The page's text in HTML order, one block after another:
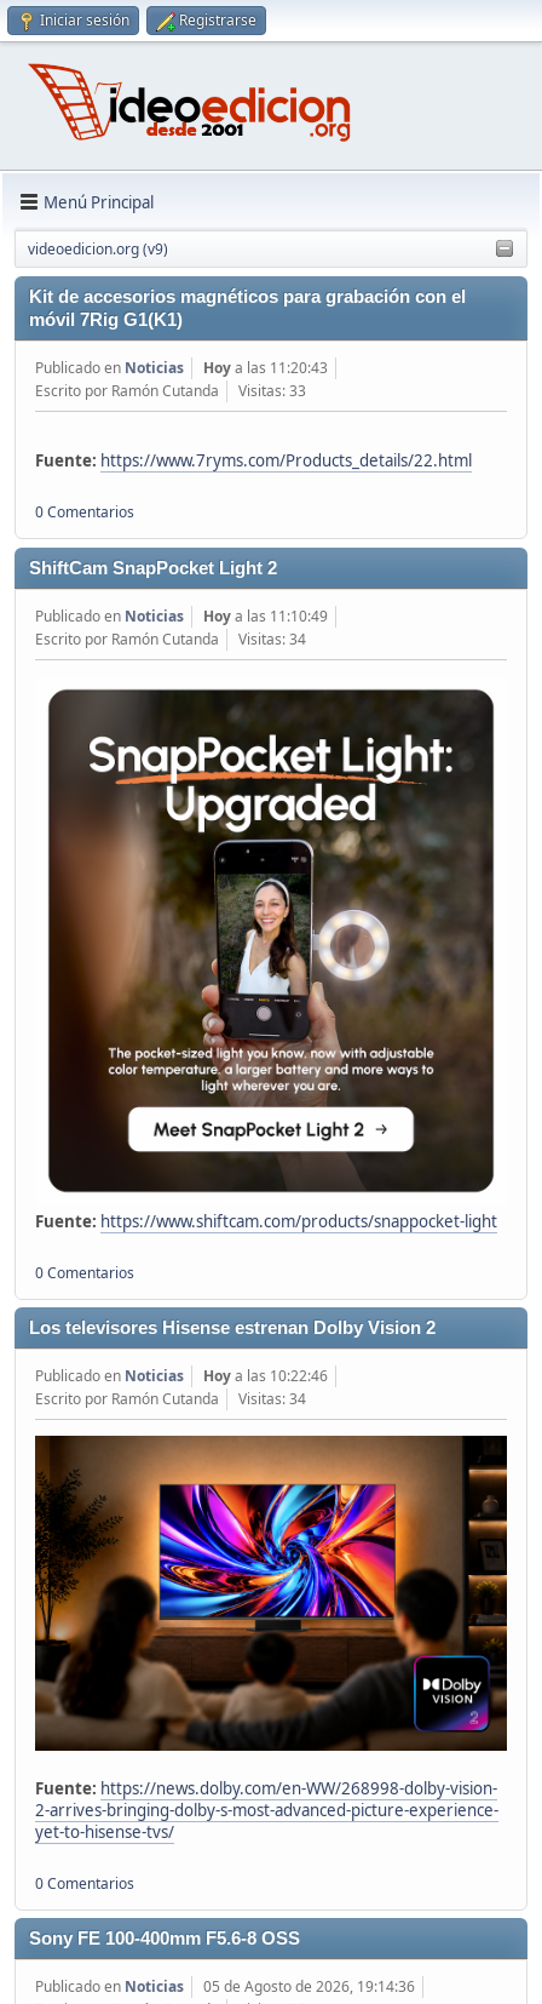
Iniciar sesión Registrarse
Menú Principal
videoedicion.org (v9)
Kit de accesorios magnéticos para grabación con el
móvil 7Rig G1(K1)
Publicado en Noticias Hoya las 11:20:43
Escrito por Ramón Cutanda
Visitas: 33
Fuente: https://www.7ryms.com/Products_details/22.html
0 Comentarios
ShiftCam SnapPocket Light 2
Publicado en Noticias Hoya las 11:10:49
Escrito por Ramón Cutanda
Visitas: 34
Fuente: https://www.shiftcam.com/products/snappocket-light
0 Comentarios
Los televisores Hisense estrenan Dolby Vision 2
Publicado en Noticias Hoya las 10:22:46
Escrito por Ramón Cutanda
Visitas: 34
Fuente: https://news.dolby.com/en-WW/268998-dolby-vision-
2-arrives-bringing-dolby-s-most-advanced-picture-experience-
yet-to-hisense-tvs/
0 Comentarios
Sony FE 100-400mm F5.6-8 OSS
Publicado en Noticias
05 de Agosto de 2026, 19:14:36